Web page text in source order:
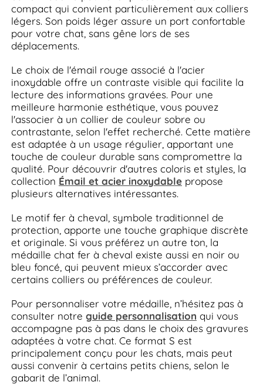
compact qui convient particulièrement aux colliers
légers. Son poids léger assure un port confortable
pour votre chat, sans gêne lors de ses
déplacements.
Le choix de l'émail rouge associé à l'acier
inoxydable offre un contraste visible qui facilite la
lecture des informations gravées. Pour une
meilleure harmonie esthétique, vous pouvez
l'associer à un collier de couleur sobre ou
contrastante, selon l'effet recherché. Cette matière
est adaptée à un usage régulier, apportant une
touche de couleur durable sans compromettre la
qualité. Pour découvrir d'autres coloris et styles, la
collection Émail et acier inoxydablepropose
plusieurs alternatives intéressantes.
Le motif fer à cheval, symbole traditionnel de
protection, apporte une touche graphique discrète
et originale. Si vous préférez un autre ton, la
médaille chat fer à cheval existe aussi en noir ou
bleu foncé, qui peuvent mieux s’accorder avec
certains colliers ou préférences de couleur.
Pour personnaliser votre médaille, n’hésitez pas à
consulter notre guide personnalisation qui vous
accompagne pas à pas dans le choix des gravures
adaptées à votre chat. Ce format S est
principalement conçu pour les chats, mais peut
aussi convenir à certains petits chiens, selon le
gabarit de l’animal.